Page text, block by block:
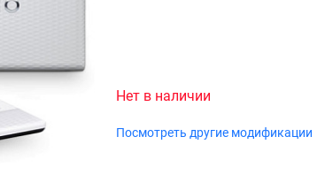
Нет в наличии
Посмотреть другие модификации